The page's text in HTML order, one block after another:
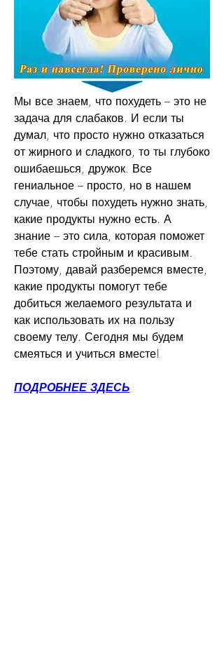
Мы все знаем, что похудеть – это не
задача для слабаков. И если ты
думал, что просто нужно отказаться
от жирного и сладкого, то ты глубоко
ошибаешься, дружок. Все
гениальное – просто, но в нашем
случае, чтобы похудеть нужно знать,
какие продукты нужно есть. А
знание – это сила, которая поможет
тебе стать стройным и красивым.
Поэтому, давай разберемся вместе,
какие продукты помогут тебе
добиться желаемого результата и
как использовать их на пользу
своему телу. Сегодня мы будем
смеяться и учиться вместе!
ПОДРОБНЕЕ ЗДЕСЬ